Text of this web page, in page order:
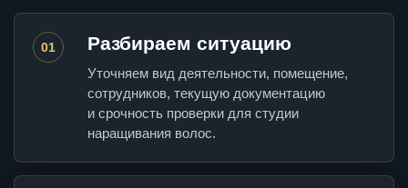
01 Разбираем ситуацию
Уточняем вид деятельности, помещение,
сотрудников, текущую документацию
и срочность проверки для студии
наращивания волос.